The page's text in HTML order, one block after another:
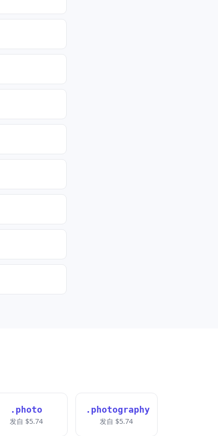
.photo
发自 $5.74
.photography
发自 $5.74